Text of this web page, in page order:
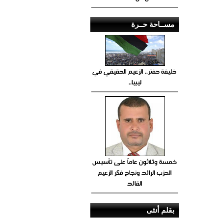
مســاحة حــرة
خليفة حفتر.. الزعيم الحقيقي في
ليبيا..
خمسة وثلاثون عاماً على تأسيس
الحزب الرائد ونجاح فكر الزعيم
القائد
بقلم أنثى